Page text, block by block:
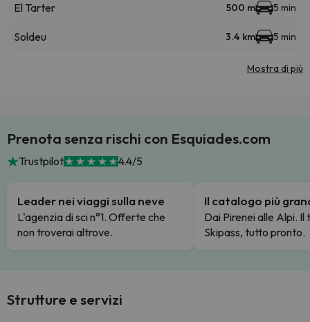
El Tarter 500 m 5 min
Soldeu 3.4 km 5 min
Mostra di più
Prenota senza rischi con Esquiades.com
Trustpilot 4.4/5
Leader nei viaggi sulla neve
L'agenzia di sci n°1. Offerte che
non troverai altrove.
Il catalogo più
Dai Pirenei alle Alpi. Il
Skipass, tutto pronto.
Strutture e servizi